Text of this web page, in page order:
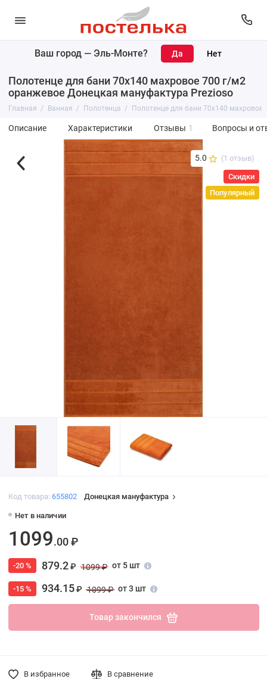
Ваш город — Эль-Монте?
Полотенце для бани 70х140 махровое 700 г/м2
оранжевое Донецкая мануфактура Prezioso
Главная Ванная Полотенца Полотенце для бани 70х140
Описание Характеристики Отзывы 1 Вопросы и
5.0 (1 отзыв)
Скидки
Популярный
Код товара: 655802 Донецкая мануфактура
Нет в наличии
1099.00 ₽
-20 % 879.2₽ 1099 ₽ от 5 шт
-15 % 934.15₽ 1099 ₽ от 3 шт
Товар закончился
В избранное В сравнение